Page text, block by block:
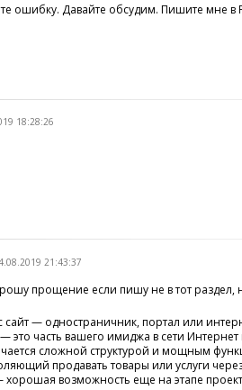
ошибку. Давайте обсудим. Пишите мне
18:28:26
21:43:37
прощение если пишу не в тот раздел,
сайт — одностраничник, портал или
— это часть вашего имиджа в сети
сложной структурой и мощным
продавать товары или услуги
хорошая возможность еще на этапе